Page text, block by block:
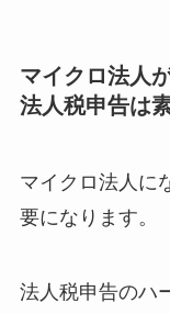
マイクロ法人
法人税申告は
マイクロ法人に
要になります。
法人税申告のハ